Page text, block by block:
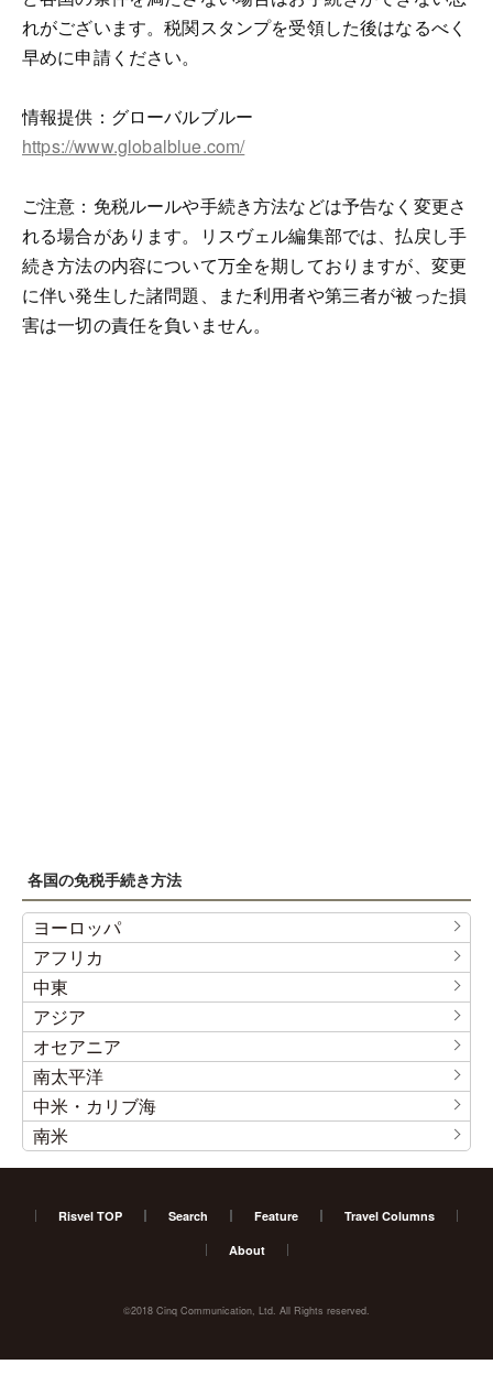
れがございます。税関スタンプを受領した後はなるべく
早めに申請ください。
情報提供：グローバルブルー
https://www.globalblue.com/
ご注意：免税ルールや手続き方法などは予告なく変更さ
れる場合があります。リスヴェル編集部では、払戻し手
続き方法の内容について万全を期しておりますが、変更
に伴い発生した諸問題、また利用者や第三者が被った損
害は一切の責任を負いません。
各国の免税手続き方法
ヨーロッパ
アフリカ
中東
アジア
オセアニア
南太平洋
中米・カリブ海
南米
Risvel TOP Search Feature Travel Columns
About
©2018 Cinq Communication, Ltd. All Rights reserved.